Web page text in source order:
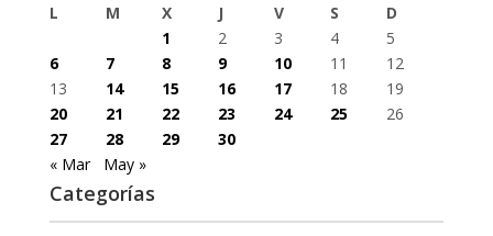
L
M X J V S
D
1
2 3 4
5
6
7 8 9 10 11
12
13
14 15 16 17 18
19
20
21 22 23 24 25
26
27
28 29
30
« Mar
May »
Categorías